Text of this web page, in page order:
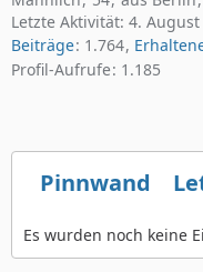
Letzte Aktivität: 4.
Beiträge 1.764
Profil-Aufrufe 1.185
Pinnwand
Es wurden noch keine